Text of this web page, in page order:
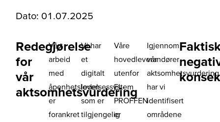
Dato: 01.07.2025
Redegjørelse
for
vår
aktsomhetsvurdering
Vårt
arbeid
med
åpenhetsloven
er
forankret
Vi har
et
digitalt
ledelsessystem
som er
tilgjengelig
Våre
hovedleverandører
utenfor
EL-
PROFFEN
er
Igjennom
vår
aktsomhetsvurdering
har vi
identifisert
områdene